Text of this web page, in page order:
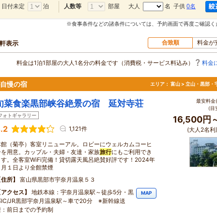
日付未定 泊 人数等 部屋 大人 名 子供 0名
※食事条件などの諸条件については、予約画面で再度ご確認く
表示 合致順 料金が
料金は1泊1部屋の大人1名分の料金です（消費税・サービス料込み） 料金
慢の宿 エリア： 富山 > 立山・黒部・
菜食楽黒部峡谷絶景の宿 延対寺荘
ォトギャラリー
1,121件
（菊亭）客室リニューアル。ロビーにウェルカムコーヒ
用意。カップル・夫婦・友達・家族旅行にもご利用でき
。全客室WiFi完備！貸切露天風呂絶賛好評です！2024年
１日より全館禁煙
住所
富山県黒部市宇奈月温泉５３
アクセス
地鉄本線：宇奈月温泉駅～徒歩5分・黒
IC/JR黒部宇奈月温泉駅～車で20分 ※新幹線送
前日までの予約制
MAP
最安料金
(目
16,500円
(大人2名利